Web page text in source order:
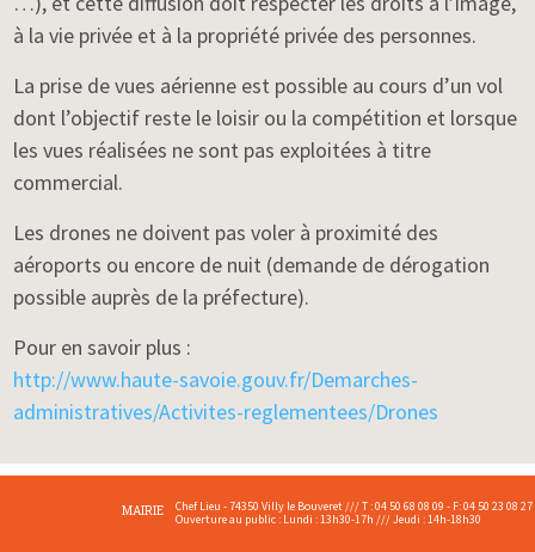
à la vie privée et à la propriété privée des personnes.
La prise de vues aérienne est possible au cours d’un vol
dont l’objectif reste le loisir ou la compétition et lorsque
les vues réalisées ne sont pas exploitées à titre
commercial.
Les drones ne doivent pas voler à proximité des
aéroports ou encore de nuit (demande de dérogation
possible auprès de la préfecture).
Pour en savoir plus :
http://www.haute-savoie.gouv.fr/Demarches-
administratives/Activites-reglementees/Drones
MAIRIE
Chef Lieu - 74350 Villy le Bouveret /// T : 04 50 68 08 09 - F: 04 50 23 08 27
Ouverture au public : Lundi : 13h30-17h /// Jeudi : 14h-18h30